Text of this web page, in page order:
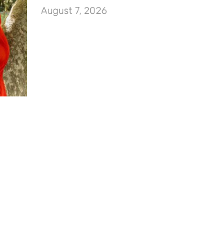
August 7, 2026